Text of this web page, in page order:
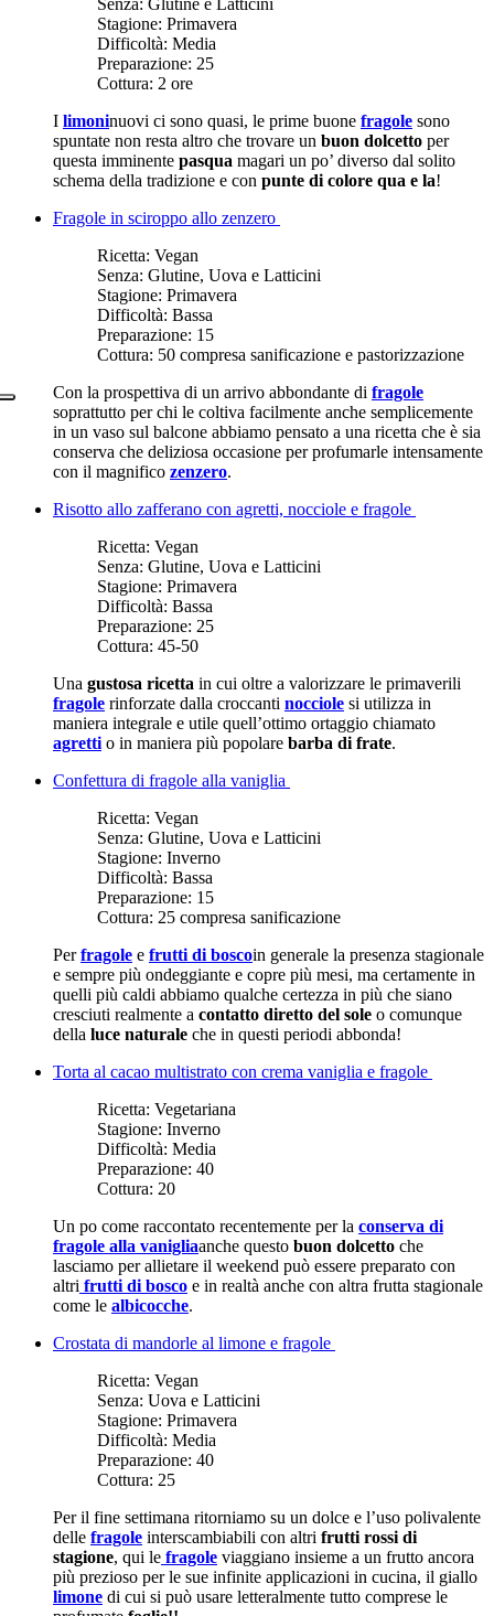
Stagione: Primavera
Difficoltà: Media
Preparazione: 25
Cottura: 2 ore
I limoninuovi ci sono quasi, le prime buone fragole sono
spuntate non resta altro che trovare un buon dolcetto per
questa imminente pasqua magari un po’ diverso dal solito
schema della tradizione e con punte di colore qua e la!
Fragole in sciroppo allo zenzero
Ricetta: Vegan
Senza: Glutine, Uova e Latticini
Stagione: Primavera
Difficoltà: Bassa
Preparazione: 15
Cottura: 50 compresa sanificazione e pastorizzazione
Con la prospettiva di un arrivo abbondante di fragole
soprattutto per chi le coltiva facilmente anche semplicemente
in un vaso sul balcone abbiamo pensato a una ricetta che è sia
conserva che deliziosa occasione per profumarle intensamente
con il magnifico zenzero.
Risotto allo zafferano con agretti, nocciole e fragole
Ricetta: Vegan
Senza: Glutine, Uova e Latticini
Stagione: Primavera
Difficoltà: Bassa
Preparazione: 25
Cottura: 45-50
Una gustosa ricetta in cui oltre a valorizzare le primaverili
fragole rinforzate dalla croccanti nocciole si utilizza in
maniera integrale e utile quell’ottimo ortaggio chiamato
agretti o in maniera più popolare barba di frate.
Confettura di fragole alla vaniglia
Ricetta: Vegan
Senza: Glutine, Uova e Latticini
Stagione: Inverno
Difficoltà: Bassa
Preparazione: 15
Cottura: 25 compresa sanificazione
Perfragole e frutti di boscoin generale la presenza stagionale
e sempre più ondeggiante e copre più mesi, ma certamente in
quelli più caldi abbiamo qualche certezza in più che siano
cresciuti realmente a contatto diretto del sole o comunque
della luce naturale che in questi periodi abbonda!
Torta al cacao multistrato con crema vaniglia e fragole
Ricetta: Vegetariana
Stagione: Inverno
Difficoltà: Media
Preparazione: 40
Cottura: 20
Un po come raccontato recentemente per la conserva di
fragole alla vanigliaanche questo buon dolcetto che
lasciamo per allietare il weekend può essere preparato con
altri frutti di bosco e in realtà anche con altra frutta stagionale
come le albicocche.
Crostata di mandorle al limone e fragole
Ricetta: Vegan
Senza: Uova e Latticini
Stagione: Primavera
Difficoltà: Media
Preparazione: 40
Cottura: 25
Per il fine settimana ritorniamo su un dolce e l’uso polivalente
delle fragole interscambiabili con altri frutti rossi di
stagione, qui le fragole viaggiano insieme a un frutto ancora
più prezioso per le sue infinite applicazioni in cucina, il giallo
limone di cui si può usare letteralmente tutto comprese le